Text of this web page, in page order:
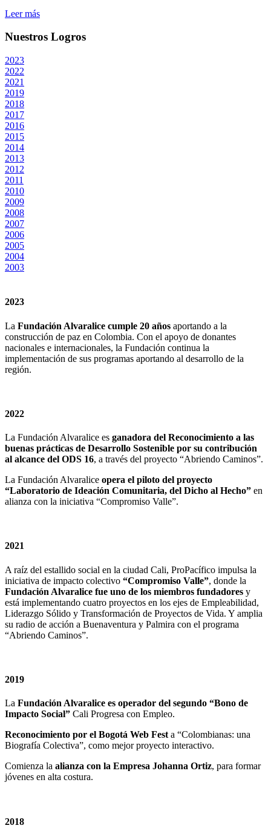
Leer más
Nuestros Logros
2023
2022
2021
2019
2018
2017
2016
2015
2014
2013
2012
2011
2010
2009
2008
2007
2006
2005
2004
2003
2023
La Fundación Alvaralice cumple 20 años aportando a la
construcción de paz en Colombia. Con el apoyo de donantes
nacionales e internacionales, la Fundación continua la
implementación de sus programas aportando al desarrollo de la
región.
2022
La Fundación Alvaralice es ganadora del Reconocimiento a las
buenas prácticas de Desarrollo Sostenible por su contribución
al alcance del ODS 16, a través del proyecto “Abriendo Caminos”.
La Fundación Alvaralice opera el piloto del proyecto
“Laboratorio de Ideación Comunitaria, del Dicho al Hecho” en
alianza con la iniciativa “Compromiso Valle”.
2021
A raíz del estallido social en la ciudad Cali, ProPacífico impulsa la
iniciativa de impacto colectivo “Compromiso Valle”, donde la
Fundación Alvaralice fue uno de los miembros fundadores y
está implementando cuatro proyectos en los ejes de Empleabilidad,
Liderazgo Sólido y Transformación de Proyectos de Vida. Y amplia
su radio de acción a Buenaventura y Palmira con el programa
“Abriendo Caminos”.
2019
La Fundación Alvaralice es operador del segundo “Bono de
Impacto Social” Cali Progresa con Empleo.
Reconocimiento por el Bogotá Web Fest a “Colombianas: una
Biografía Colectiva”, como mejor proyecto interactivo.
Comienza la alianza con la Empresa Johanna Ortiz, para formar
jóvenes en alta costura.
2018